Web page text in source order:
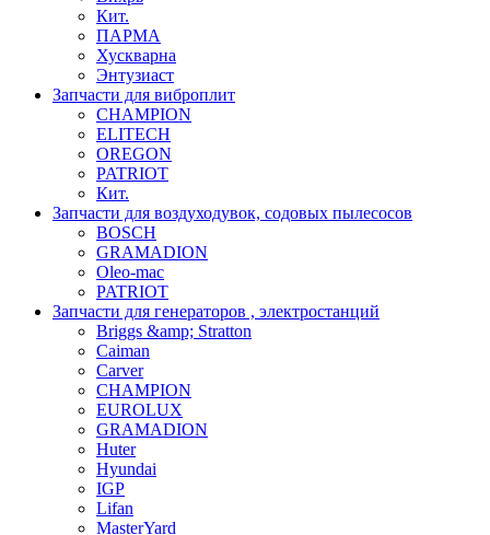
Кит.
ПАРМА
Хускварна
Энтузиаст
Запчасти для виброплит
CHAMPION
ELITECH
OREGON
PATRIOT
Кит.
Запчасти для воздуходувок, содовых пылесосов
BOSCH
GRAMADION
Oleo-mac
PATRIOT
Запчасти для генераторов , электростанций
Briggs &amp; Stratton
Caiman
Carver
CHAMPION
EUROLUX
GRAMADION
Huter
Hyundai
IGP
Lifan
MasterYard